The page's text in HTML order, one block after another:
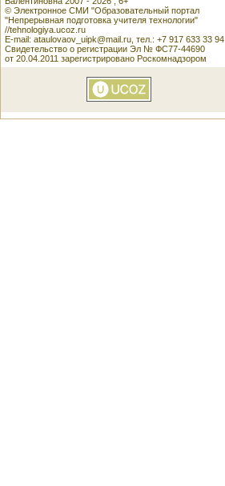
© Электронное СМИ "Образовательный портал
"Непрерывная подготовка учителя технологии"
//tehnologiya.ucoz.ru
E-mail: ataulovaov_uipk@mail.ru, тел.: +7 917 633 33 94
Свидетельство о регистрации Эл № ФС77-44690
от 20.04.2011 зарегистрировано Роскомнадзором